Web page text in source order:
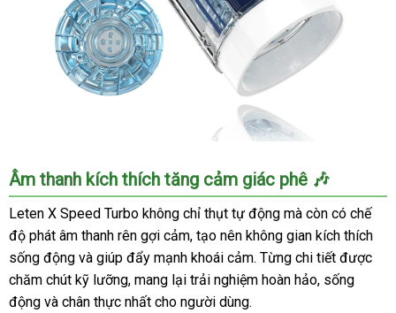
Leten
X
Speed
Turbo
Máy
Tự
Sướng
Nam
Âm thanh kích thích tăng cảm giác phê 🎶
Leten X Speed Turbo không chỉ thụt tự động mà còn có chế
độ phát âm thanh rên gợi cảm, tạo nên không gian kích thích
sống động và giúp đẩy mạnh khoái cảm. Từng chi tiết được
chăm chút kỹ lưỡng, mang lại trải nghiệm hoàn hảo, sống
động và chân thực nhất cho người dùng.